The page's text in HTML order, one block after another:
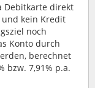
Debitkarte direkt
kein Kredit
noch
Konto durch
berechnet
bzw. 7,91% p.a.